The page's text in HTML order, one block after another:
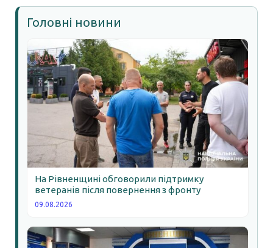
Головні новини
На Рівненщині обговорили підтримку
ветеранів після повернення з фронту
09.08.2026